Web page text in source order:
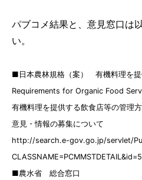
パブコメ結果と、意見窓口は
い。
■日本農林規格（案） 有機料理を提
Requirements for Organic Food
有機料理を提供する飲食店等の管理
意見・情報の募集について
http://search.e-gov.go.jp/servlet/
■農水省 総合窓口